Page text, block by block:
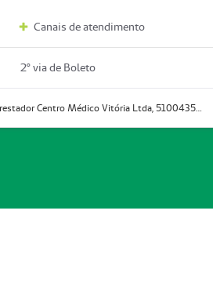
Canais de atendimento
2º via de Boleto
Prestador Centro Médico Vitória Ltda, 51004350-4: Centro Médico Vitória Ltda (Nome Fantasia: Policlínica Master)